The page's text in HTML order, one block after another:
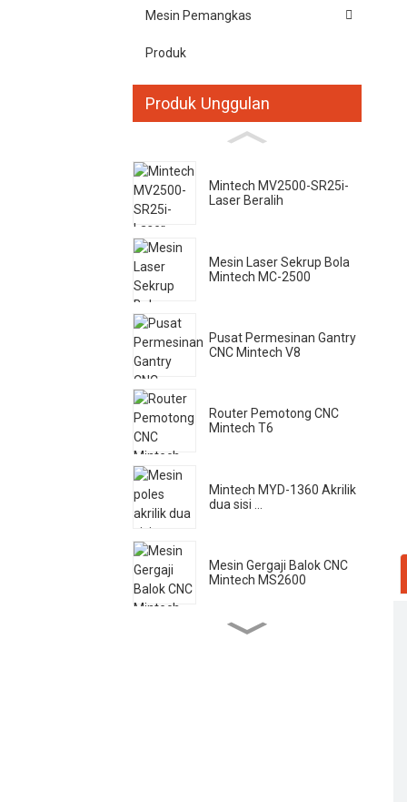
Mesin Pemangkas
Produk
Produk Unggulan
Mintech MV2500-SR25i-
Laser Beralih
Mesin Laser Sekrup Bola
Mintech MC-2500
Pusat Permesinan Gantry
CNC Mintech V8
Router Pemotong CNC
Mintech T6
Mintech MYD-1360 Akrilik
dua sisi ...
Mesin Gergaji Balok CNC
Mintech MS2600